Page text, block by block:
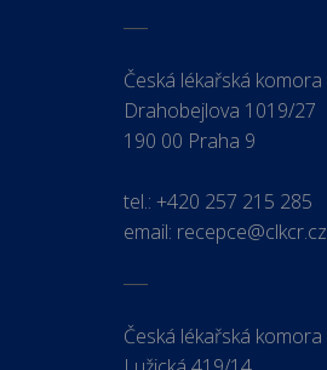
Česká lékařská komora
Drahobejlova 1019/27
190 00 Praha 9
tel.: +420 257 215 285
email: recepce@clkcr.cz
Česká lékařská komora